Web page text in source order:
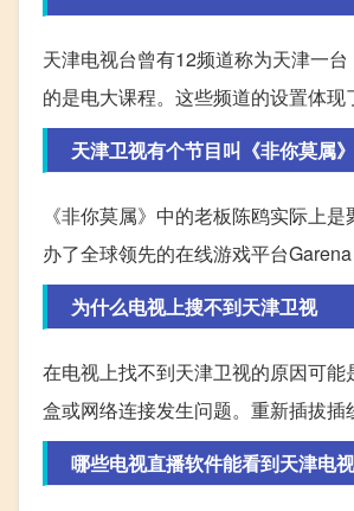
天津电视台曾有12频道称为天津一
的是电大课程。这些频道的设置体现
天津卫视有个节目叫《非你莫属
《非你莫属》中的老板陈鸥实际上
办了全球领先的在线游戏平台
为什么电视上搜不到天津卫视
在电视上找不到天津卫视的原因可
盒或网络连接发生问题。重新插拔插
哪些电视直播软件能看到天津电